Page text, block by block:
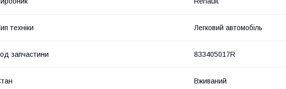
техніки Легковий автомобіль
запчастини 833405017R
Вживаний